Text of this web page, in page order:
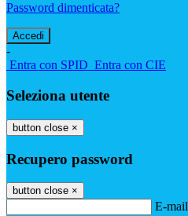
Password dimenticata?
-
Entra con SPID Entra con CIE
Seleziona utente
button close ×
Recupero password
button close ×
E-mail